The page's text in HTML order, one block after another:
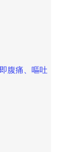
腹痛、嘔吐